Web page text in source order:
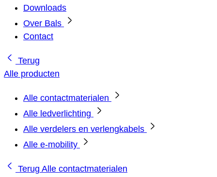
Downloads
Over Bals
Contact
Terug
Alle producten
Alle contactmaterialen
Alle ledverlichting
Alle verdelers en verlengkabels
Alle e-mobility
Terug Alle contactmaterialen